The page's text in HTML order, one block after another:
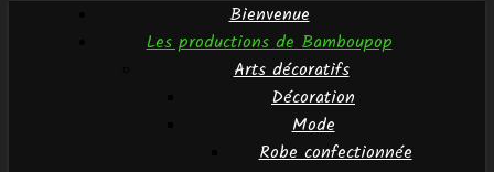
Bienvenue
Les productions de Bamboupop
Arts décoratifs
Décoration
Mode
Robe confectionnée